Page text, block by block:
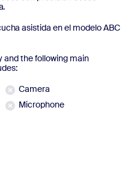
asistida en el modelo ABC
and the following main
Camera
Microphone